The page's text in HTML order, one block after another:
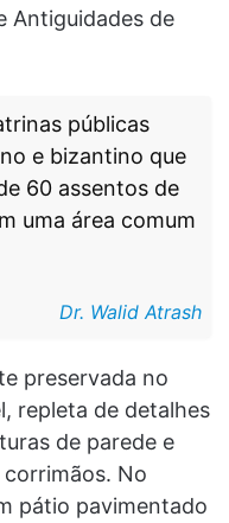
Antiguidades de
públicas
e bizantino que
60 assentos de
uma área comum
Dr. Walid Atrash
preservada no
repleta de detalhes
de parede e
No
pátio pavimentado